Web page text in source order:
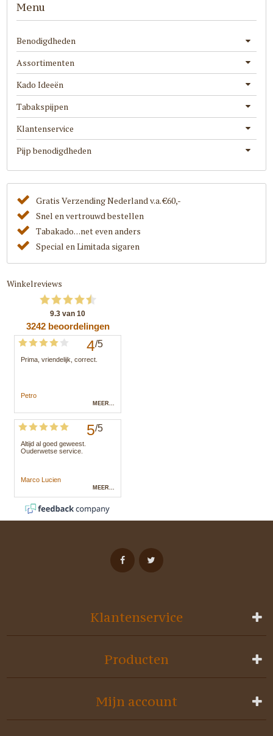
Menu
Benodigdheden
Assortimenten
Kado Ideeën
Tabakspijpen
Klantenservice
Pijp benodigdheden
Gratis Verzending Nederland v.a. €60,-
Snel en vertrouwd bestellen
Tabakado. . .net even anders
Special en Limitada sigaren
Winkelreviews
Klantenservice
Producten
Mijn account